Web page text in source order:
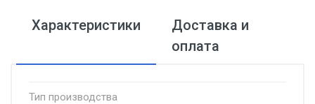
Характеристики
Доставка и
оплата
Тип производства